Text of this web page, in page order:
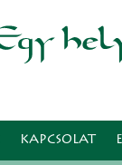
KAPCSOLAT